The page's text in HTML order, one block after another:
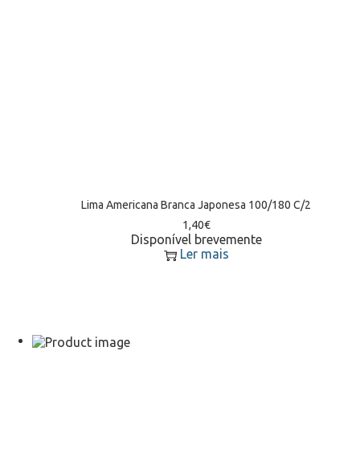
Lima Americana Branca Japonesa 100/180 C/2
1,40€
Disponível brevemente
Ler mais